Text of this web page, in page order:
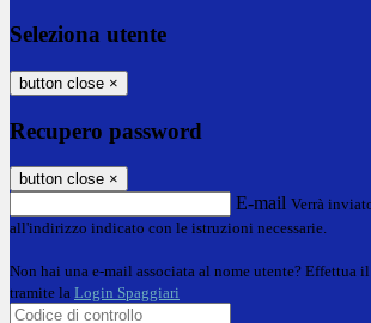
Seleziona utente
button close ×
Recupero password
button close ×
E-mail Verrà
all'indirizzo indicato con le istruzioni necessarie.
Non hai una e-mail associata al nome utente? Effettua
tramite la Login Spaggiari